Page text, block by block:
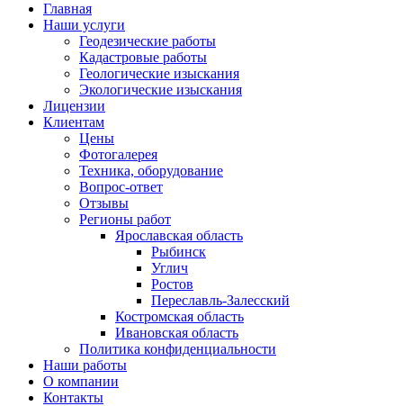
Главная
Наши услуги
Геодезические работы
Кадастровые работы
Геологические изыскания
Экологические изыскания
Лицензии
Клиентам
Цены
Фотогалерея
Техника, оборудование
Вопрос-ответ
Отзывы
Регионы работ
Ярославская область
Рыбинск
Углич
Ростов
Переславль-Залесский
Костромская область
Ивановская область
Политика конфиденциальности
Наши работы
О компании
Контакты